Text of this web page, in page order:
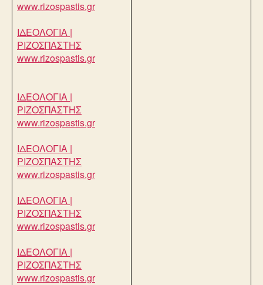
www.rizospastis.gr
ΙΔΕΟΛΟΓΙΑ |
ΡΙΖΟΣΠΑΣΤΗΣ
www.rizospastis.gr
ΙΔΕΟΛΟΓΙΑ |
ΡΙΖΟΣΠΑΣΤΗΣ
www.rizospastis.gr
ΙΔΕΟΛΟΓΙΑ |
ΡΙΖΟΣΠΑΣΤΗΣ
www.rizospastis.gr
ΙΔΕΟΛΟΓΙΑ |
ΡΙΖΟΣΠΑΣΤΗΣ
www.rizospastis.gr
ΙΔΕΟΛΟΓΙΑ |
ΡΙΖΟΣΠΑΣΤΗΣ
www.rizospastis.gr